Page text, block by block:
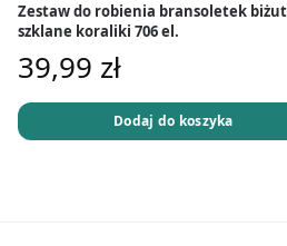
Zestaw do robienia bransoletek
szklane koraliki 706 el.
39,99 zł
Dodaj do koszyka